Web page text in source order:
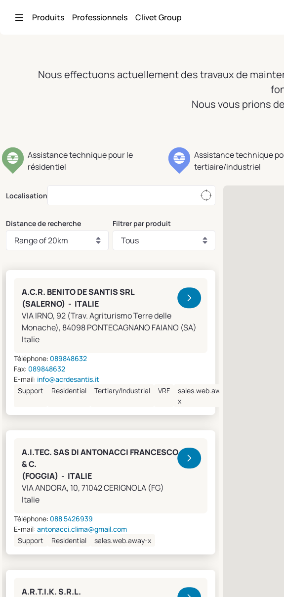
Produits Professionnels Clivet Group
Nous effectuons actuellement des travaux de
Nous vous prions
Assistance technique pour le
résidentiel
Assistance technique
tertiaire/industriel
Localisation
Distance de recherche Filtrer par produit
A.C.R. BENITO DE SANTIS SRL
(SALERNO) - ITALIE
VIA IRNO, 92 (Trav. Agriturismo Terre delle
Monache), 84098 PONTECAGNANO FAIANO (SA)
Italie
Téléphone: 089848632
Fax: 089848632
E-mail: info@acrdesantis.it
Support
Residential Tertiary/Industrial VRF
sales.web.away-
x
A.I.TEC. SAS DI ANTONACCI FRANCESCO
& C.
(FOGGIA) - ITALIE
VIA ANDORA, 10, 71042 CERIGNOLA (FG)
Italie
Téléphone: 088 5426939
E-mail: antonacci.clima@gmail.com
Support
Residential sales.web.away-x
A.R.T.I.K. S.R.L.